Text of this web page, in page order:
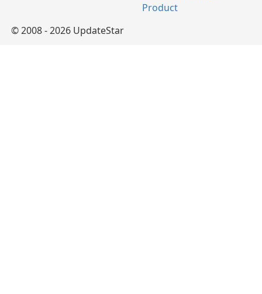
Product
© 2008 - 2026 UpdateStar